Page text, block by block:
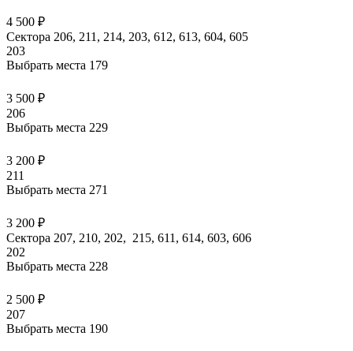
4 500 ₽
Сектора 206, 211, 214, 203, 612, 613, 604, 605
203
Выбрать места 179
3 500 ₽
206
Выбрать места 229
3 200 ₽
211
Выбрать места 271
3 200 ₽
Сектора 207, 210, 202, 215, 611, 614, 603, 606
202
Выбрать места 228
2 500 ₽
207
Выбрать места 190